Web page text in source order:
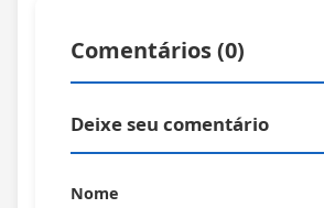
Comentários (0)
Deixe seu comentário
Nome